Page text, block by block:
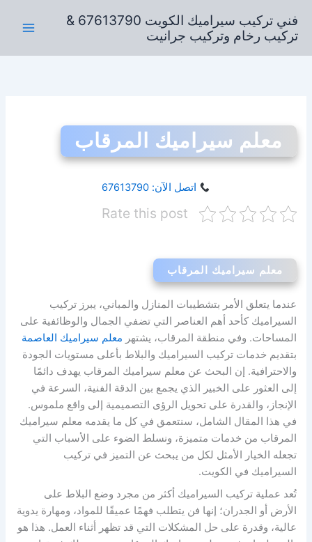
المحتوى
فني تركيب سيراميك الكويت 67613790 &
تركيب رخام وتركيب جرانيت
معلم سيراميك المرقاب
اتصل الآن: 67613790
Rate this post
معلم سيراميك المرقاب
عندما يتعلق الأمر بتشطيبات المنازل والمباني، يبرز تركيب
السيراميك كأحد أهم العناصر التي تضفي الجمال والوظائفية على
المساحات. وفي منطقة المرقاب، يشتهر معلم سيراميك العاصمة
بتقديم خدمات تركيب السيراميك والبلاط بأعلى مستويات الجودة
والاحترافية. إن البحث عن معلم سيراميك المرقاب يهدف دائمًا
إلى العثور على الخبير الذي يجمع بين الدقة الفنية، السرعة في
الإنجاز، والقدرة على تحويل الرؤى التصميمية إلى واقع ملموس.
في هذا المقال الشامل، سنتعمق في كل ما يقدمه معلم سيراميك
المرقاب من خدمات متميزة، ونسلط الضوء على الأسباب التي
تجعله الخيار الأمثل لكل من يبحث عن التميز في تركيب
السيراميك في الكويت.
تُعد عملية تركيب السيراميك أكثر من مجرد وضع البلاط على
الأرض أو الجدران؛ إنها فن يتطلب فهمًا عميقًا للمواد، ومهارة يدوية
عالية، وقدرة على حل المشكلات التي قد تظهر أثناء العمل. هذا هو